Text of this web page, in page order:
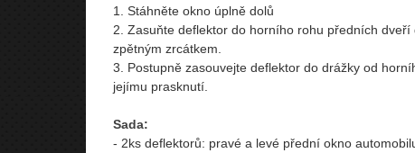
1. Stáhněte okno úplně dolů
2. Zasuňte deflektor do horního rohu předních
zpětným zrcátkem.
3. Postupně zasouvejte deflektor do drážky od
jejímu prasknutí.
Sada:
- 2ks deflektorů: pravé a levé přední okno